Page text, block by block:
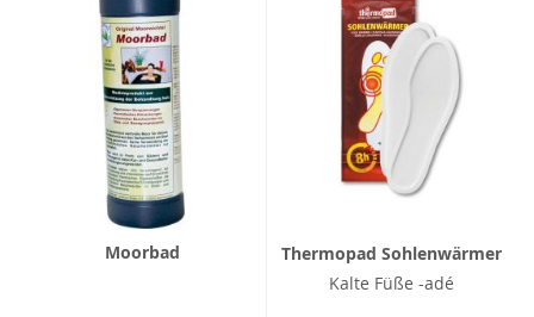
Moorbad
Thermopad Sohlenwärmer
Kalte Füße -adé